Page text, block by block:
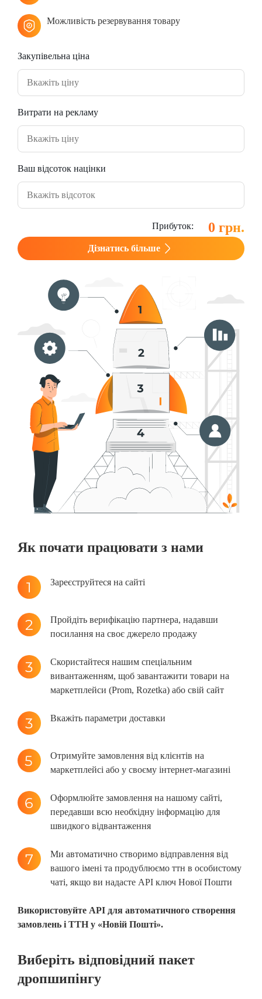
Закупівельна ціна
Витрати на рекламу
Ваш відсоток націнки
Прибуток: 0 грн.
Дізнатись більше
Можливість резервування товару
Як почати працювати з нами
Зареєструйтеся на сайті
Пройдіть верифікацію партнера, надавши
посилання на своє джерело продажу
Скористайтеся нашим спеціальним
вивантаженням, щоб завантажити товари на
маркетплейси (Prom, Rozetka) або свій сайт
Вкажіть параметри доставки
Отримуйте замовлення від клієнтів на
маркетплейсі або у своєму інтернет-магазині
Оформлюйте замовлення на нашому сайті,
передавши всю необхідну інформацію для
швидкого відвантаження
Ми автоматично створимо відправлення від
вашого імені та продублюємо ттн в особистому
чаті, якщо ви надасте АРІ ключ Нової Пошти
Використовуйте API для автоматичного створення
замовлень і ТТН у «Новій Пошті».
Виберіть відповідний пакет
дропшипінгу